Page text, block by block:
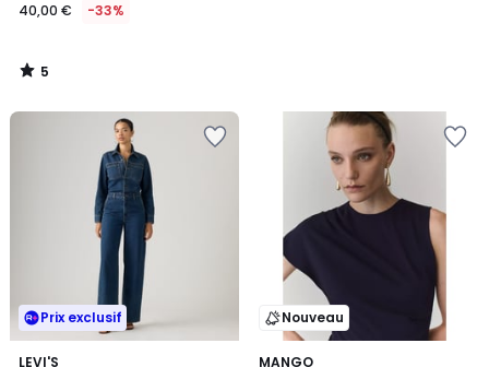
40,00 € -33%
5
/
Prix exclusif
LEVI'S
Nouveau
MANGO